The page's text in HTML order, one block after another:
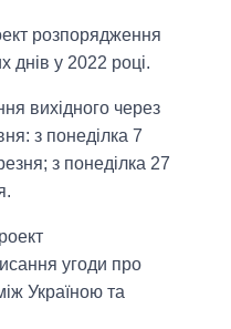
розпорядження
днів у 2022 році.
вихідного через
з понеділка 7
з понеділка 27
угоди про
Україною та